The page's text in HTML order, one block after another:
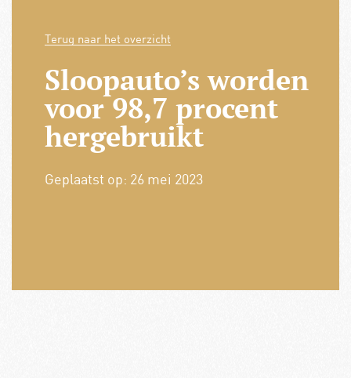
Terug naar het overzicht
Sloopauto’s worden
voor 98,7 procent
hergebruikt
Geplaatst op: 26 mei 2023